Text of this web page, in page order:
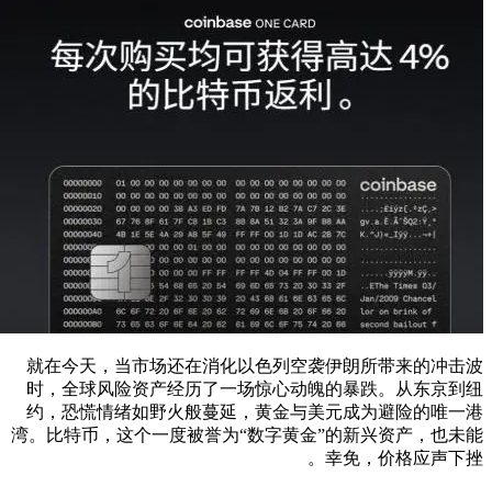
就在今天，当市场还在消化以色列空袭伊朗所带来的冲击波
时，全球风险资产经历了一场惊心动魄的暴跌。从东京到纽
约，恐慌情绪如野火般蔓延，黄金与美元成为避险的唯一港
湾。比特币，这个一度被誉为“数字黄金”的新兴资产，也未能
幸免，价格应声下挫。